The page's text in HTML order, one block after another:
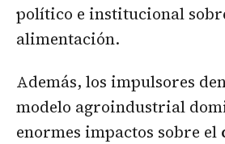
político e institucional
alimentación.
Además, los impulsores
modelo agroindustrial
enormes impactos sobre el